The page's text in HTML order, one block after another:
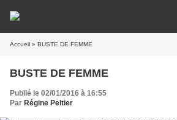
Accueil » BUSTE DE FEMME
BUSTE DE FEMME
Publié le 02/01/2016 à 16:55
Par Régine Peltier